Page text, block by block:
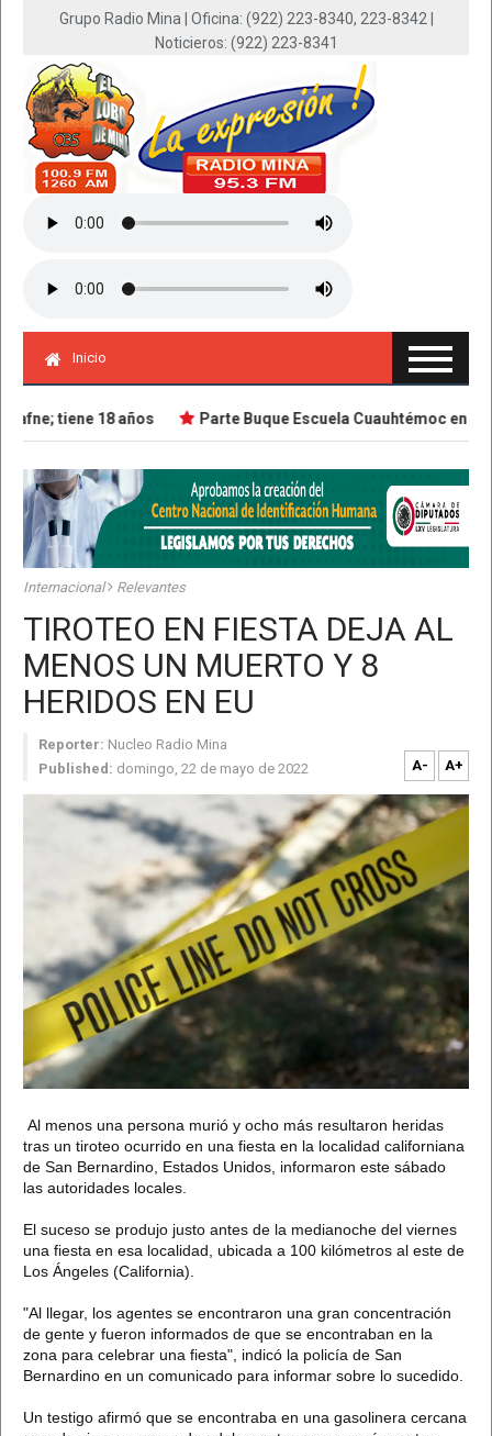
Grupo Radio Mina | Oficina: (922) 223-8340, 223-8342 |
Noticieros: (922) 223-8341
Inicio
tiene 18 años Parte Buque Escuela Cuauhtémoc en viaje
Internacional Relevantes
TIROTEO EN FIESTA DEJA AL
MENOS UN MUERTO Y 8
HERIDOS EN EU
Reporter: Nucleo Radio Mina
Published: domingo, 22 de mayo de 2022 A- A+
Al menos una persona murió y ocho más resultaron heridas
tras un tiroteo ocurrido en una fiesta en la localidad californiana
de San Bernardino, Estados Unidos, informaron este sábado
las autoridades locales.
El suceso se produjo justo antes de la medianoche del viernes
una fiesta en esa localidad, ubicada a 100 kilómetros al este de
Los Ángeles (California).
"Al llegar, los agentes se encontraron una gran concentración
de gente y fueron informados de que se encontraban en la
zona para celebrar una fiesta", indicó la policía de San
Bernardino en un comunicado para informar sobre lo sucedido.
Un testigo afirmó que se encontraba en una gasolinera cercana